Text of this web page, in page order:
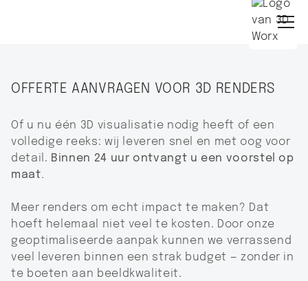
OFFERTE AANVRAGEN VOOR 3D RENDERS
Of u nu één 3D visualisatie nodig heeft of een
volledige reeks: wij leveren snel en met oog voor
detail. Binnen 24 uur ontvangt u een voorstel op
maat.
Meer renders om echt impact te maken? Dat
hoeft helemaal niet veel te kosten. Door onze
geoptimaliseerde aanpak kunnen we verrassend
veel leveren binnen een strak budget — zonder in
te boeten aan beeldkwaliteit.